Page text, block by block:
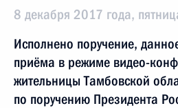
8 декабря 2017 года,
Исполнено поручение,
приёма в режиме видео-
жительницы Тамбовской
по поручению Президента